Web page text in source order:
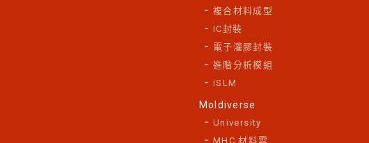
複合材料成型
IC封裝
電子灌膠封裝
進階分析模組
iSLM
Moldiverse
University
MHC 材料雲